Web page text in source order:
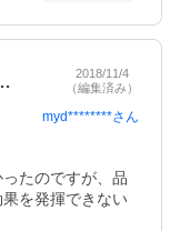
2018/11/4
（編集済み）
myd********さん
たのですが、品
を発揮できない